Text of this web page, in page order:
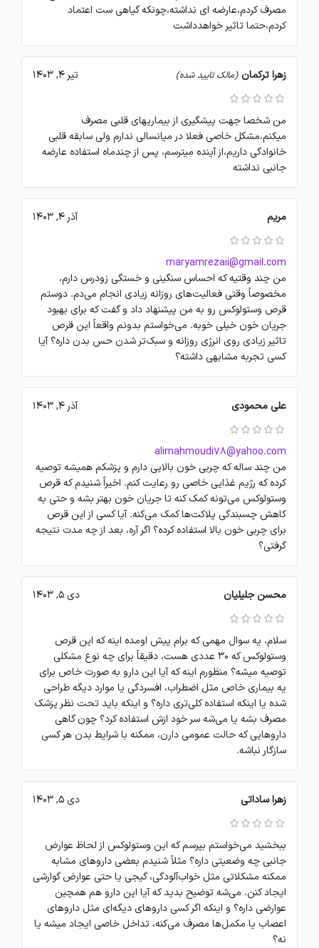
مصرف کردم،عارضه ای نداشته،چونکه گیاهی ست اعتماد
کردم،حتما تاثیر خواهدداشت
زهرا ترکمان (مالک تایید شده) تیر 4, 1403
من شخصا جهت پیشگیری از بیماریهای قلبی مصرف
میکنم،مشکل خاصی فعلا در میانسالی ندارم ولی سابقه قلبی
خانوادگی داریم،از آینده میترسم، پس از چندماه استفاده عارضه
جانبی نداشته
مریم آذر 4, 1403
maryamrezaii@gmail.com
من چند وقتیه که احساس سنگینی و خستگی زودرس دارم،
مخصوصاً وقتی فعالیت‌های روزانه زیادی انجام می‌دم. دوستم
قرص وستولوکس رو به من پیشنهاد داد و گفت که برای بهبود
جریان خون خیلی خوبه. می‌خواستم بدونم واقعاً این قرص
تاثیر زیادی روی انرژی روزانه و سبک‌تر شدن حس بدن داره؟ آیا
کسی تجربه مشابهی داشته؟
علی محمودی آذر 4, 1403
alimahmoudi78@yahoo.com
من چند ساله که چربی خون بالایی دارم و پزشکم همیشه توصیه
کرده که رژیم غذایی خاصی رو رعایت کنم. اخیراً شنیدم که قرص
وستولوکس می‌تونه کمک کنه تا جریان خون بهتر بشه و حتی به
کاهش چسبندگی پلاکت‌ها کمک می‌کنه. آیا کسی از این قرص
برای چربی خون بالا استفاده کرده؟ اگر آره، بعد از چه مدت نتیجه
گرفتی؟
محسن جلیلیان دی 5, 1403
سلام، یه سوال مهمی که برام پیش اومده اینه که این قرص
وستولوکس که 30 عددی هست، دقیقاً برای چه نوع مشکلی
توصیه میشه؟ منظورم اینه که آیا این دارو به صورت خاص برای
یه بیماری خاص مثل اضطراب، افسردگی یا موارد دیگه طراحی
شده یا اینکه استفاده کلی‌تری داره؟ و اینکه باید تحت نظر پزشک
مصرف بشه یا می‌شه سر خود ازش استفاده کرد؟ چون گاهی
داروهایی که حالت عمومی دارن، ممکنه با شرایط بدن هر کسی
سازگار نباشه.
زهرا ساداتی دی 5, 1403
ببخشید می‌خواستم بپرسم که این وستولوکس از لحاظ عوارض
جانبی چه وضعیتی داره؟ مثلاً شنیدم بعضی داروهای مشابه
ممکنه مشکلاتی مثل خواب‌آلودگی، گیجی یا حتی عوارض گوارشی
ایجاد کنن. می‌شه توضیح بدید که آیا این دارو هم همچین
عوارضی داره؟ و اینکه اگر کسی داروهای دیگه‌ای مثل داروهای
اعصاب یا مکمل‌ها مصرف می‌کنه، تداخل خاصی ایجاد میشه یا
نه؟